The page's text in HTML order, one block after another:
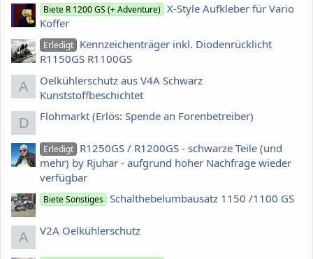
Biete R 1200 GS (+ Adventure) X-Style Aufkleber für Vario
Koffer
Erledigt Kennzeichenträger inkl. Diodenrücklicht
R1150GS R1100GS
A
Oelkühlerschutz aus V4A Schwarz
Kunststoffbeschichtet
D Flohmarkt (Erlös: Spende an Forenbetreiber)
Erledigt R1250GS / R1200GS - schwarze Teile (und
mehr) by Rjuhar - aufgrund hoher Nachfrage wieder
verfügbar
Biete Sonstiges Schalthebelumbausatz 1150 /1100 GS
A V2A Oelkühlerschutz